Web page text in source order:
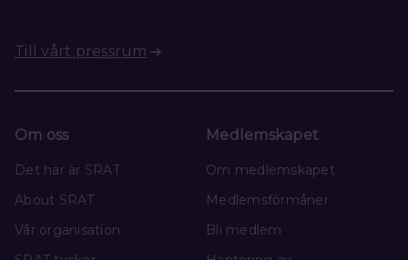
Till vårt pressrum
Om oss
Det här är SRAT
About SRAT
Vår organisation
Medlemskapet
Om medlemskapet
Medlemsförmåner
Bli medlem